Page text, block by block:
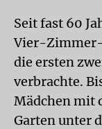
Seit fast 60
Vier-Zimmer-
die ersten
verbrachte.
Mädchen mit
Garten unter